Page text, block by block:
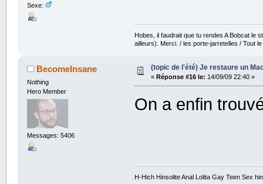
Sexe:
Hobes, il faudrait que tu rendes A Bobcat le
ailleurs). Merci. / les porte-jarretelles / Tout
BecomeInsane
Nothing
Hero Member
Messages: 5406
(topic de l'été) Je restaure un
« Réponse #16 le: 14/09/09 22:40 »
On a enfin
H-Hich Hinsolite Anal Lolita Gay Teen Sex